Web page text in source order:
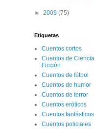
► 2009 (75)
Etiquetas
Cuentos cortos
Cuentos de Ciencia
Ficción
Cuentos de fútbol
Cuentos de humor
Cuentos de terror
Cuentos eróticos
Cuentos fantásticos
Cuentos policiales